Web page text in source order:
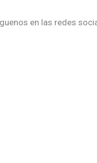
en las redes